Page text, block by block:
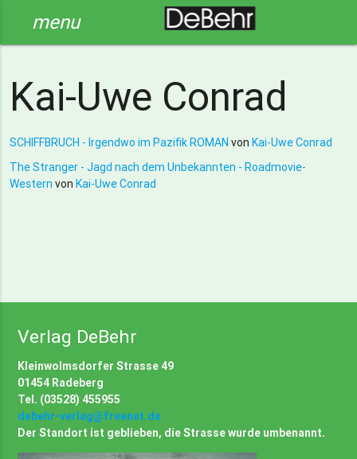
menu
Kai-Uwe Conrad
SCHIFFBRUCH - Irgendwo im Pazifik ROMAN von Kai-Uwe Conrad
The Stranger - Jagd nach dem Unbekannten - Roadmovie-
Western von Kai-Uwe Conrad
Verlag DeBehr
Kleinwolmsdorfer Strasse 49
01454 Radeberg
Tel. (03528) 455955
debehr-verlag@freenet.de
Der Standort ist geblieben, die Strasse wurde umbenannt.